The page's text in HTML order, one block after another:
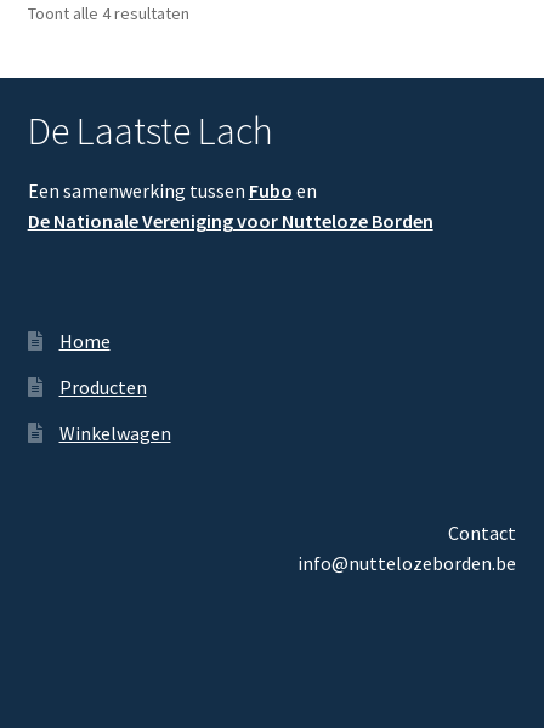
Toont alle 4 resultaten
De Laatste Lach
Een samenwerking tussen Fubo en
De Nationale Vereniging voor Nutteloze Borden
Home
Producten
Winkelwagen
Contact
info@nuttelozeborden.be